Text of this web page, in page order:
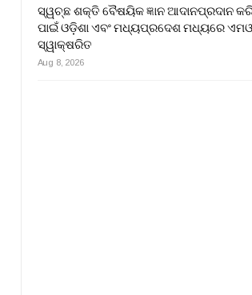
ସ୍ୱଚ୍ଛ ଶକ୍ତି ବୈଷୟିକ ଜ୍ଞାନ ଆଦାନପ୍ରଦାନ
ପାଇଁ ଓଡ଼ିଶା ଏବଂ ମଧ୍ୟପ୍ରଦେଶ ମଧ୍ୟରେ
ସ୍ୱାକ୍ଷରିତ
Aug 8, 2026